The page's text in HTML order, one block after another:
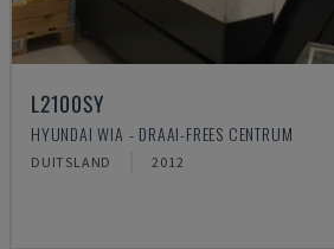
L2100SY
HYUNDAI WIA - DRAAI-FREES CENTRUM
DUITSLAND 2012